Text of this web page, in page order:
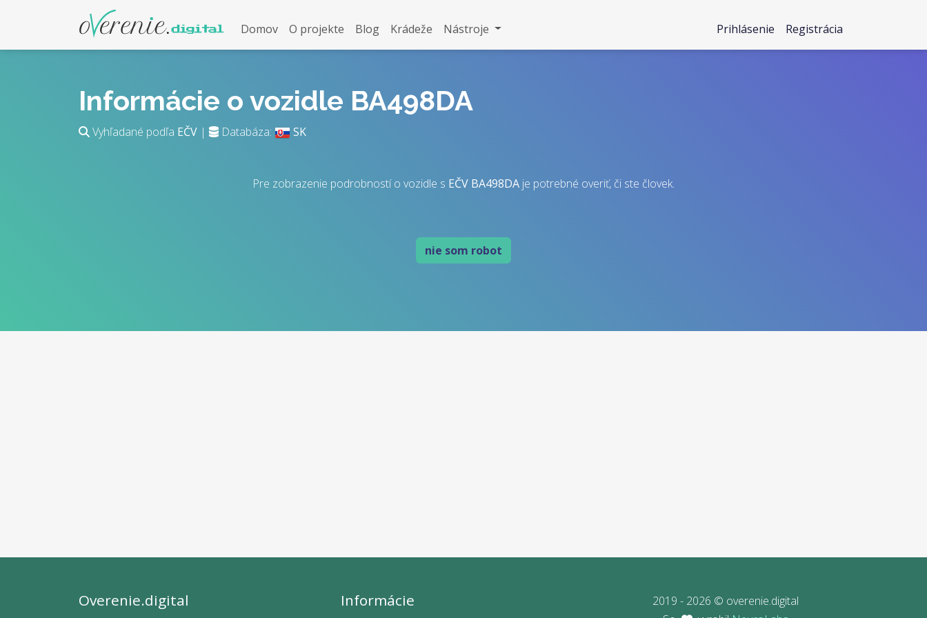
Domov O projekte Blog Krádeže Nástroje Prihlásenie Registrácia
Informácie o vozidle BA498DA
Vyhľadané podľa EČV | Databáza: SK
Pre zobrazenie podrobností o vozidle s EČV BA498DA je potrebné overiť, či ste človek.
nie som robot
Overenie.digital Informácie
2019 - 2026 © overenie.digital